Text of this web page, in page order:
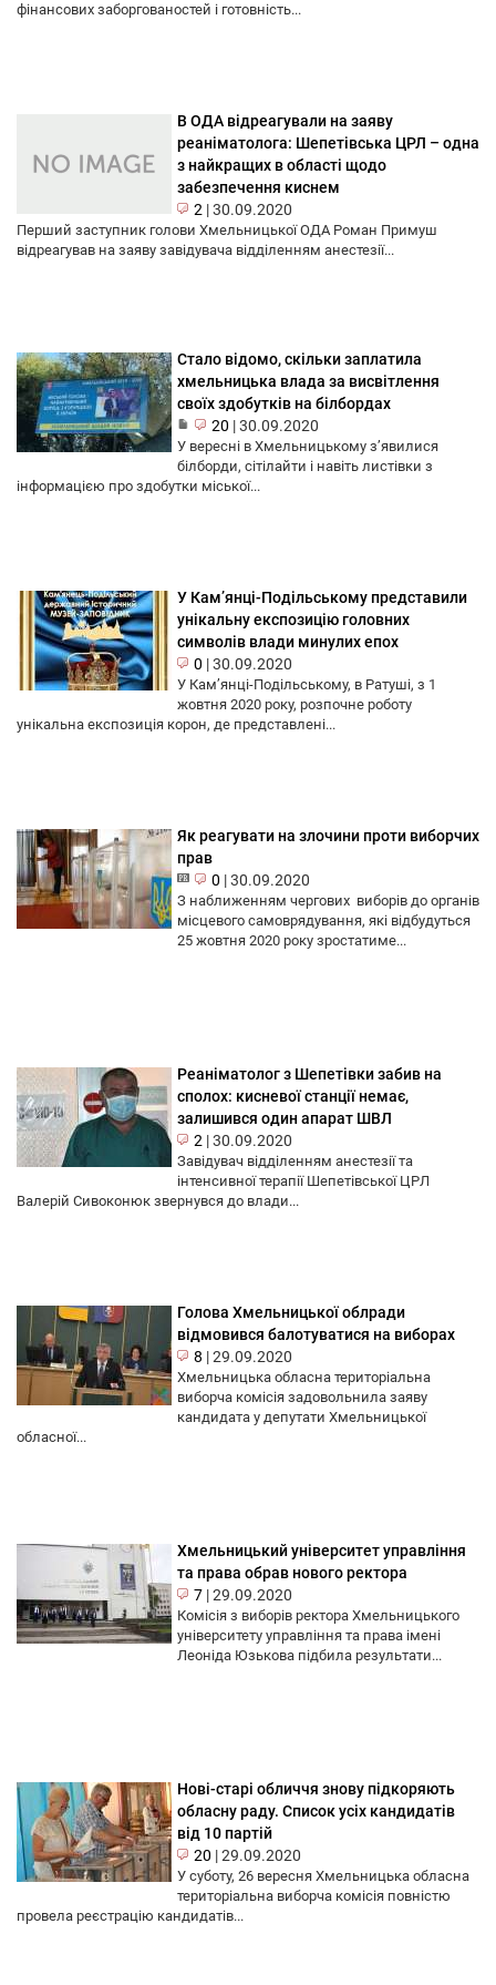
фінансових заборгованостей і готовність...
В ОДА відреагували на заяву
реаніматолога: Шепетівська ЦРЛ – одна
з найкращих в області щодо
забезпечення киснем
2 |30.09.2020
Перший заступник голови Хмельницької ОДА Роман Примуш
відреагував на заяву завідувача відділенням анестезії...
Стало відомо, скільки заплатила
хмельницька влада за висвітлення
своїх здобутків на білбордах
20 |30.09.2020
У вересні в Хмельницькому з’явилися
білборди, сітілайти і навіть листівки з
інформацією про здобутки міської...
У Кам’янці-Подільському представили
унікальну експозицію головних
символів влади минулих епох
0 |30.09.2020
У Кам’янці-Подільському, в Ратуші, з 1
жовтня 2020 року, розпочне роботу
унікальна експозиція корон, де представлені...
Як реагувати на злочини проти виборчих
прав
0 |30.09.2020
З наближенням чергових виборів до органів
місцевого самоврядування, які відбудуться
25 жовтня 2020 року зростатиме...
Реаніматолог з Шепетівки забив на
сполох: кисневої станції немає,
залишився один апарат ШВЛ
2 |30.09.2020
Завідувач відділенням анестезії та
інтенсивної терапії Шепетівської ЦРЛ
Валерій Сивоконюк звернувся до влади...
Голова Хмельницької облради
відмовився балотуватися на виборах
8 |29.09.2020
Хмельницька обласна територіальна
виборча комісія задовольнила заяву
кандидата у депутати Хмельницької
обласної...
Хмельницький університет управління
та права обрав нового ректора
7 |29.09.2020
Комісія з виборів ректора Хмельницького
університету управління та права імені
Леоніда Юзькова підбила результати...
Нові-старі обличчя знову підкоряють
обласну раду. Список усіх кандидатів
від 10 партій
20 |29.09.2020
У суботу, 26 вересня Хмельницька обласна
територіальна виборча комісія повністю
провела реєстрацію кандидатів...